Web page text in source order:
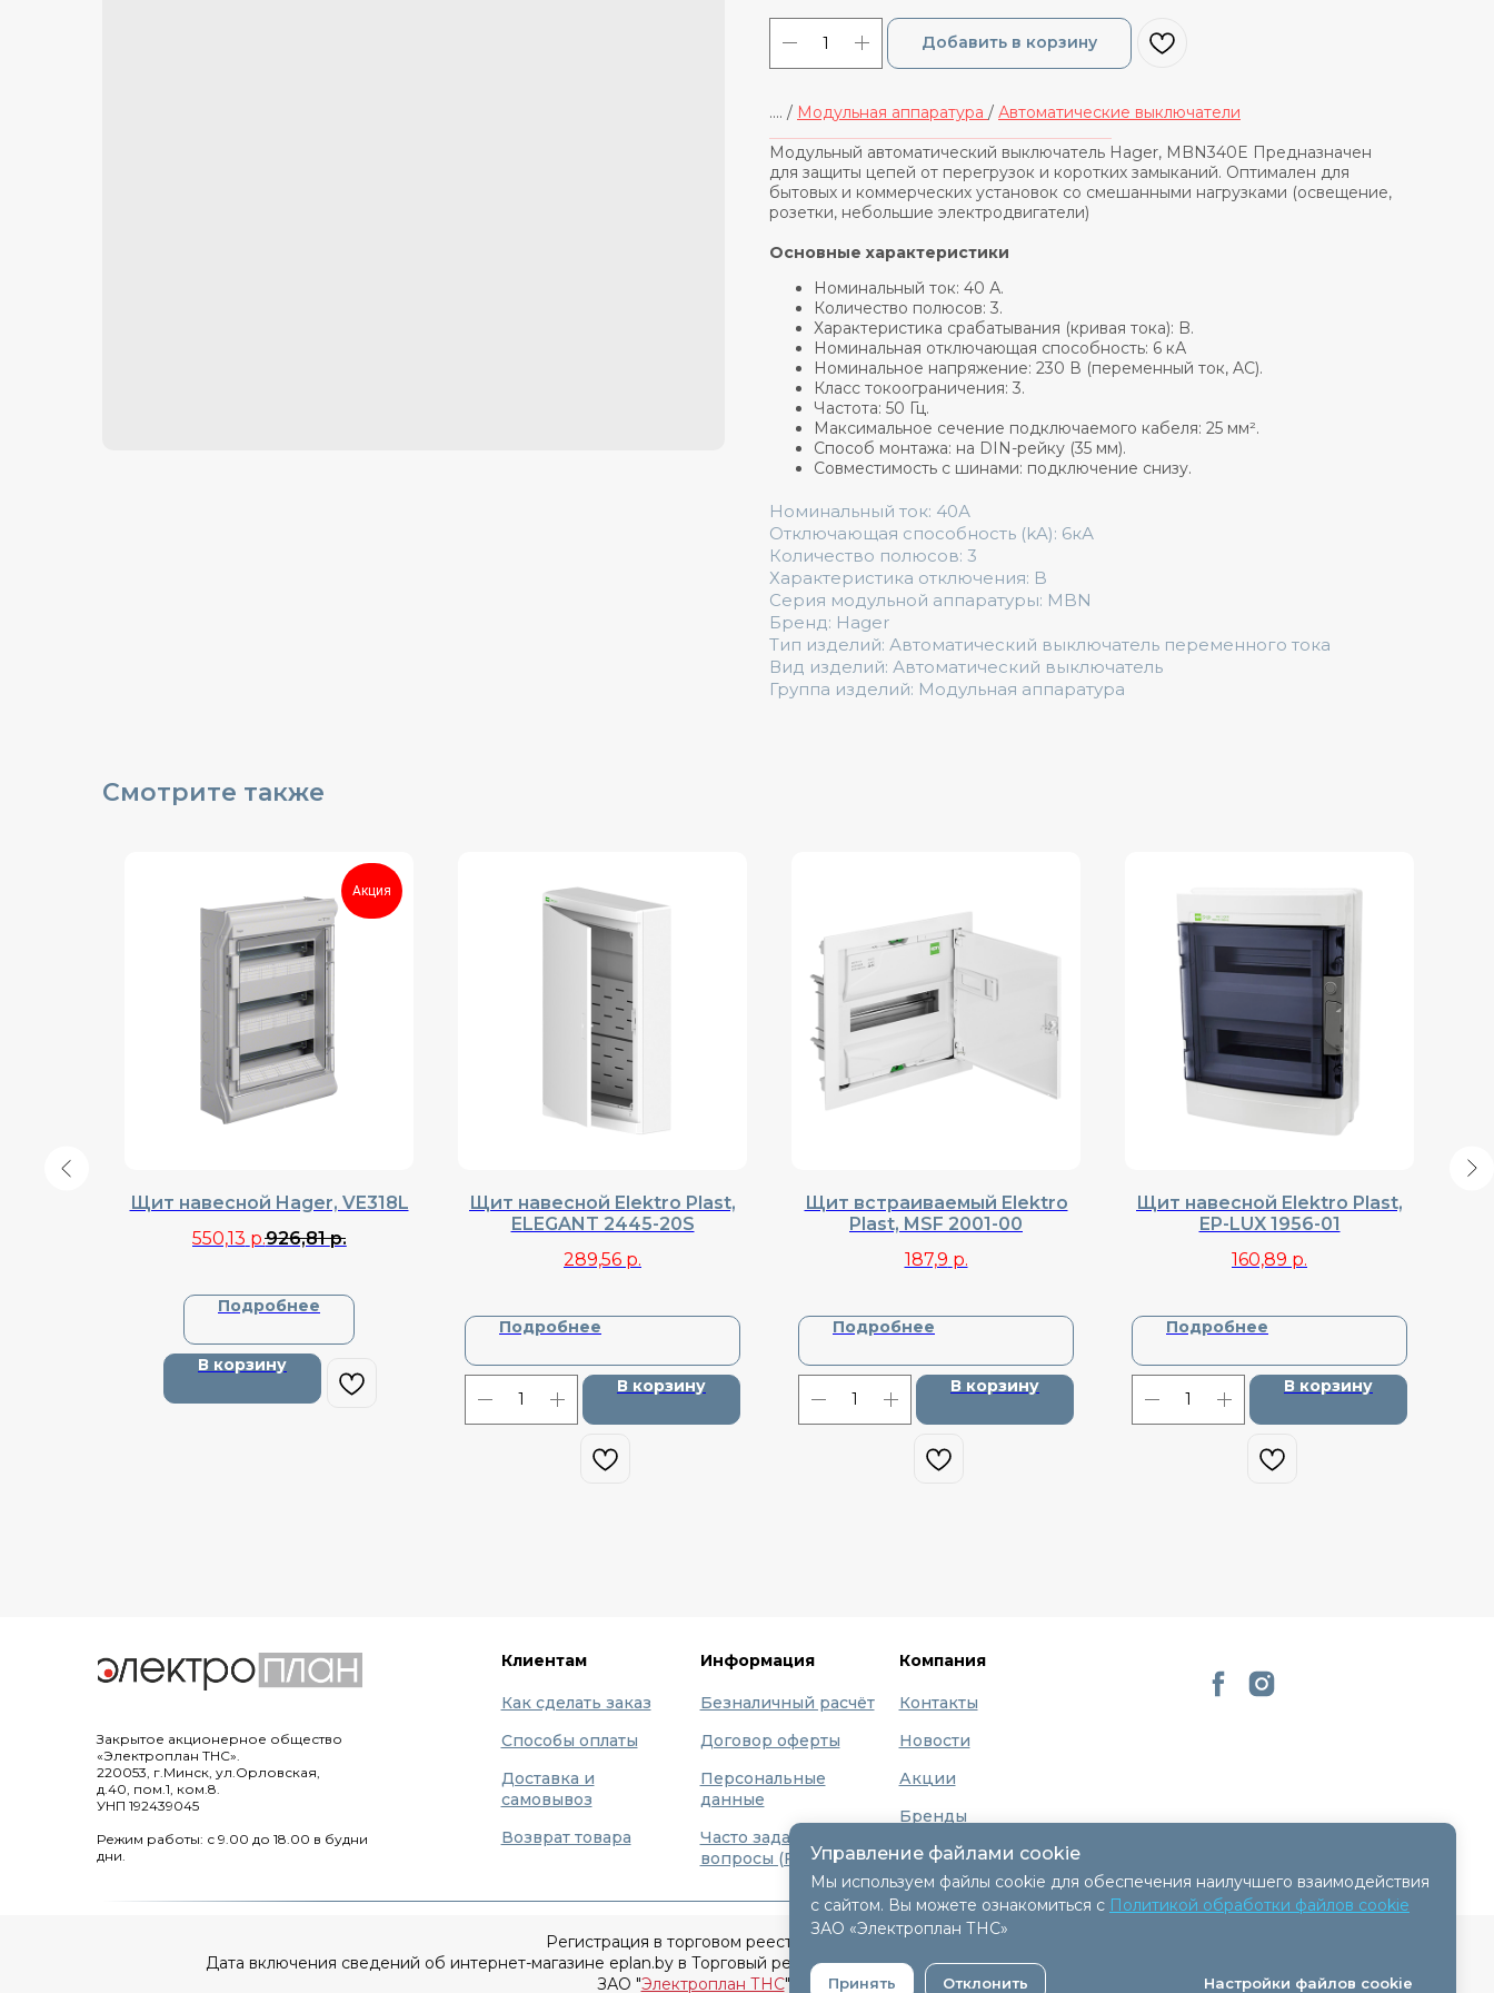
Добавить в корзину
.... / Модульная аппаратура / Автоматические выключатели
Модульный автоматический выключатель Hager, MBN340E Предназначен
для защиты цепей от перегрузок и коротких замыканий. Оптимален для
бытовых и коммерческих установок со смешанными нагрузками (освещение,
розетки, небольшие электродвигатели)
Основные характеристики
Номинальный ток: 40 А.
Количество полюсов: 3.
Характеристика срабатывания (кривая тока): B.
Номинальная отключающая способность: 6 кА
Номинальное напряжение: 230 В (переменный ток, AC).
Класс токоограничения: 3.
Частота: 50 Гц.
Максимальное сечение подключаемого кабеля: 25 мм².
Способ монтажа: на DIN-рейку (35 мм).
Совместимость с шинами: подключение снизу.
Номинальный ток: 40А
Отключающая способность (kA): 6кА
Количество полюсов: 3
Характеристика отключения: B
Серия модульной аппаратуры: MBN
Бренд: Hager
Тип изделий: Автоматический выключатель переменного тока
Вид изделий: Автоматический выключатель
Группа изделий: Модульная аппаратура
Смотрите также
Акция
Щит навесной Hager, VE318L
550,13 р.926,81 р.
Подробнее
В корзину
Щит навесной Elektro Plast,
ELEGANT 2445-20S
289,56 р.
Подробнее
В корзину
Щит встраиваемый Elektro
Plast, MSF 2001-00
187,9 р.
Подробнее
В корзину
Щит навесной Elektro Plast,
EP-LUX 1956-01
160,89 р.
Подробнее
В корзину
Управление файлами cookie
Мы используем файлы cookie для обеспечения наилучшего взаимодействия
с сайтом. Вы можете ознакомиться с Политикой обработки файлов cookie
ЗАО «Электроплан ТНС»
Принять Отклонить Настройки файлов cookie
Закрытое акционерное общество
«Электроплан ТНС».
220053, г.Минск, ул.Орловская,
д.40, пом.1, ком.8.
УНП 192439045
Режим работы: с 9.00 до 18.00 в будни
дни.
Клиентам
Как сделать заказ
Способы оплаты
Доставка и
самовывоз
Возврат товара
Информация
Безналичный расчёт
Договор оферты
Персональные
данные
Часто задаваемые
вопросы (FAQ)
Компания
Контакты
Новости
Акции
Бренды
О нас
Регистрация в торговом реестре 9 декабря 2015г.
Дата включения сведений об интернет-магазине eplan.by в Торговый реестр Республики Беларусь - 11.04.2018, № регистрации 41254.
ЗАО "Электроплан ТНС" © 2005-2026.